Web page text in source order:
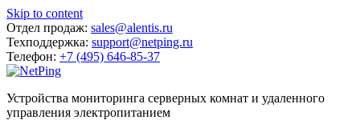
Skip to content
Отдел продаж: sales@alentis.ru
Техподдержка: support@netping.ru
Телефон: +7 (495) 646-85-37
Устройства мониторинга серверных комнат и удаленного
управления электропитанием